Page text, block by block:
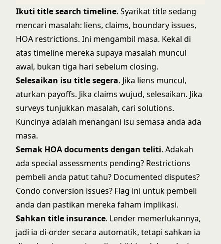
Ikuti title search timeline. Syarikat title sedang
mencari masalah: liens, claims, boundary issues,
HOA restrictions. Ini mengambil masa. Kekal di
atas timeline mereka supaya masalah muncul
awal, bukan tiga hari sebelum closing.
Selesaikan isu title segera. Jika liens muncul,
aturkan payoffs. Jika claims wujud, selesaikan. Jika
surveys tunjukkan masalah, cari solutions.
Kuncinya adalah menangani isu semasa anda ada
masa.
Semak HOA documents dengan teliti. Adakah
ada special assessments pending? Restrictions
pembeli anda patut tahu? Documented disputes?
Condo conversion issues? Flag ini untuk pembeli
anda dan pastikan mereka faham implikasi.
Sahkan title insurance. Lender memerlukannya,
jadi ia di-order secara automatik, tetapi sahkan ia